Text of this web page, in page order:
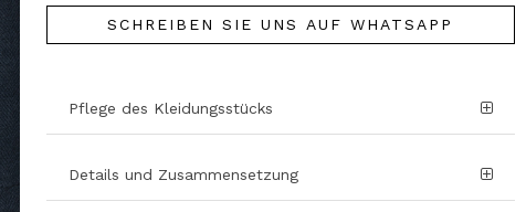
SCHREIBEN SIE UNS AUF WHATSAPP
Pflege des Kleidungsstücks
Details und Zusammensetzung